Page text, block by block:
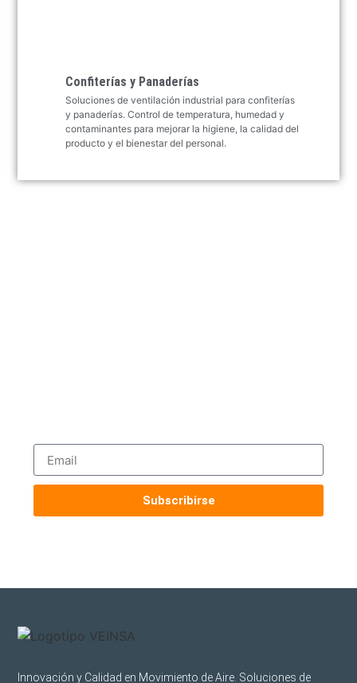
Confiterías y Panaderías
Soluciones de ventilación industrial para confiterías
y panaderías. Control de temperatura, humedad y
contaminantes para mejorar la higiene, la calidad del
producto y el bienestar del personal.
Subscribirse
Innovación y Calidad en Movimiento de Aire. Soluciones de